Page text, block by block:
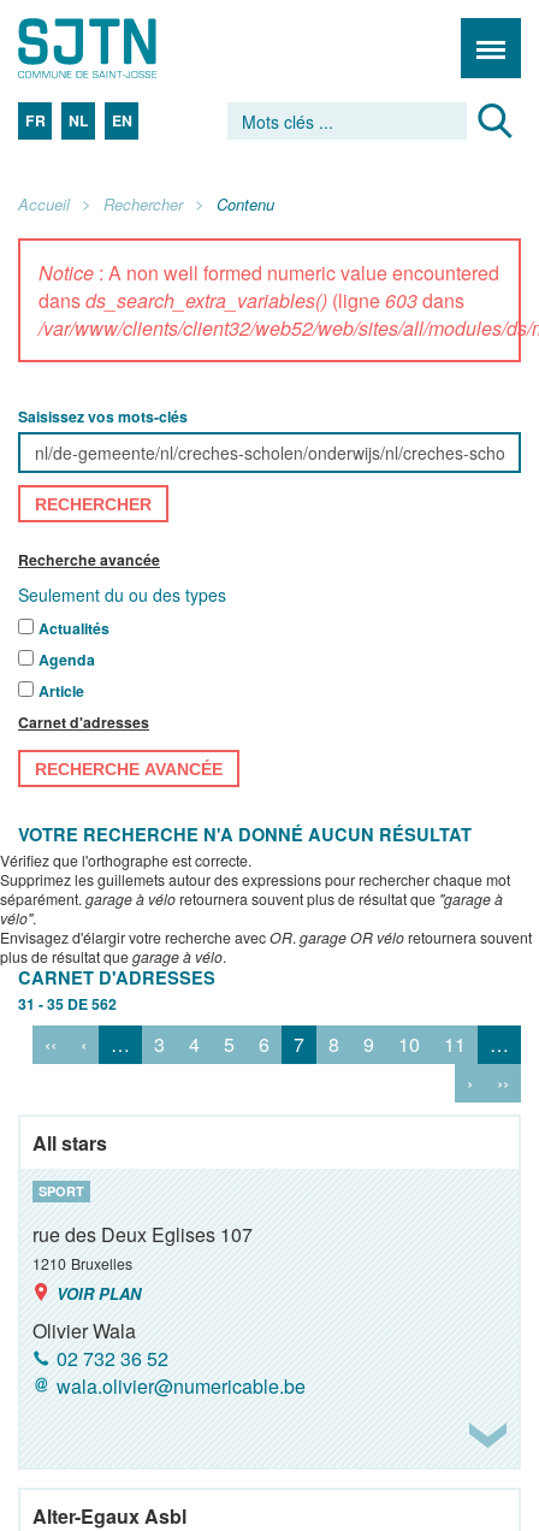
FR NL EN
Accueil Rechercher Contenu
Notice : A non well formed numeric value encountered
dansds_search_extra_variables() (ligne603dans
/var/www/clients/client32/web52/web/sites/all/modules/
Saisissez vos mots-clés
RECHERCHER
Recherche avancée
Seulement du ou des types
Actualités
Agenda
Article
Carnet d'adresses
RECHERCHE AVANCÉE
VOTRE RECHERCHE N'A DONNÉ AUCUN RÉSULTAT
Vérifiez que l'orthographe est correcte.
Supprimez les guillemets autour des expressions pour rechercher chaque mot
séparément. garage à véloretournera souvent plus de résultat que "garage à
vélo".
Envisagez d'élargir votre recherche avecOR. garage OR véloretournera souvent
plus de résultat quegarage à vélo.
CARNET D'ADRESSES
31 - 35 DE 562
‹‹ ‹ … 3 4 5 6 7 8 9 10 11
…
›
››
All stars
SPORT
rue des Deux Eglises 107
1210 Bruxelles
VOIR PLAN
Olivier Wala
02 732 36 52
wala.olivier@numericable.be
Alter-Egaux Asbl